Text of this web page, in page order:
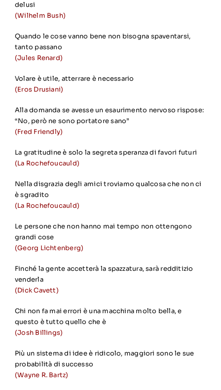
delusi
(Wilhelm Bush)
Quando le cose vanno bene non bisogna spaventarsi,
tanto passano
(Jules Renard)
Volare è utile, atterrare è necessario
(Eros Drusiani)
Alla domanda se avesse un esaurimento nervoso rispose:
“No, però ne sono portatore sano”
(Fred Friendly)
La gratitudine è solo la segreta speranza di favori futuri
(La Rochefoucauld)
Nella disgrazia degli amici troviamo qualcosa che non ci
è sgradito
(La Rochefoucauld)
Le persone che non hanno mai tempo non ottengono
grandi cose
(Georg Lichtenberg)
Finché la gente accetterà la spazzatura, sarà redditizio
venderla
(Dick Cavett)
Chi non fa mai errori è una macchina molto bella, e
questo è tutto quello che è
(Josh Billings)
Più un sistema di idee è ridicolo, maggiori sono le sue
probabilità di successo
(Wayne R. Bartz)